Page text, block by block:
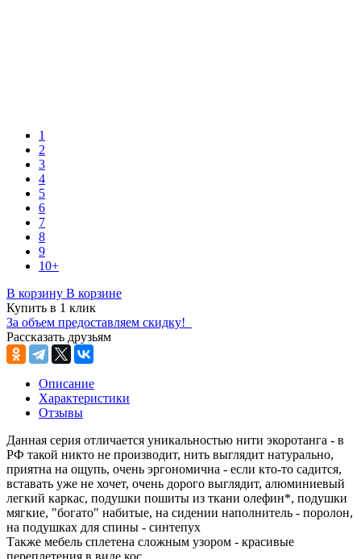
1
2
3
4
5
6
7
8
9
10+
В корзину В корзине
Купить в 1 клик
За объем предоставляем скидку!
Рассказать друзьям
Описание
Характеристики
Отзывы
Данная серия отличается уникальностью нити экоротанга - в
РФ такой никто не производит, нить выглядит натурально,
приятна на ощупь, очень эргономична - если кто-то садится,
вставать уже не хочет, очень дорого выглядит, алюминиевый
легкий каркас, подушки пошиты из ткани олефин*, подушки
мягкие, "богато" набитые, на сидении наполнитель - поролон,
на подушках для спины - синтепух
Также мебель сплетена сложным узором - красивые